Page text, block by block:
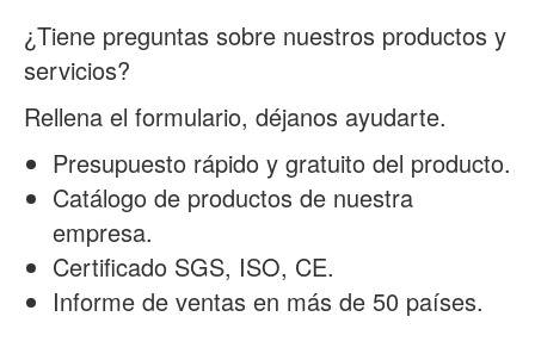
¿Tiene preguntas sobre nuestros productos y
servicios?
Rellena el formulario, déjanos ayudarte.
Presupuesto rápido y gratuito del producto.
Catálogo de productos de nuestra
empresa.
Certificado SGS, ISO, CE.
Informe de ventas en más de 50 países.